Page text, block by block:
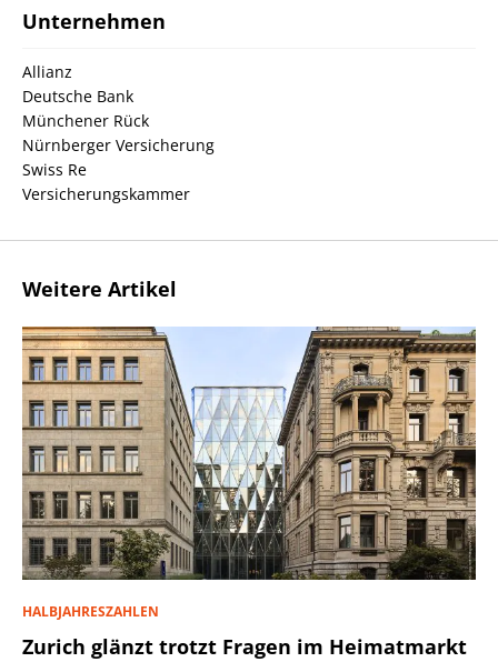
Unternehmen
Allianz
Deutsche Bank
Münchener Rück
Nürnberger Versicherung
Swiss Re
Versicherungskammer
Weitere Artikel
HALBJAHRESZAHLEN
Zurich glänzt trotzt Fragen im Heimatmarkt